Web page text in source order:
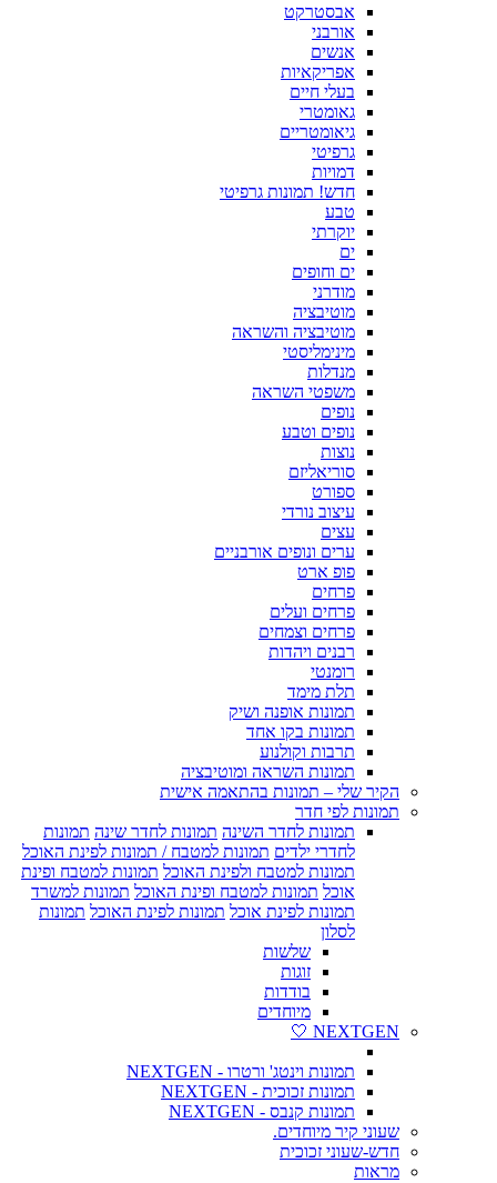
אבסטרקט
אורבני
אנשים
אפריקאיות
בעלי חיים
גאומטרי
גיאומטריים
גרפיטי
דמויות
חדש! תמונות גרפיטי
טבע
יוקרתי
ים
ים וחופים
מודרני
מוטיבציה
מוטיבציה והשראה
מינימליסטי
מנדלות
משפטי השראה
נופים
נופים וטבע
נוצות
סוריאליזם
ספורט
עיצוב נורדי
עצים
ערים ונופים אורבניים
פופ ארט
פרחים
פרחים ועלים
פרחים וצמחים
רבנים ויהדות
רומנטי
תלת מימד
תמונות אופנה ושיק
תמונות בקו אחד
תרבות וקולנוע
תמונות השראה ומוטיבציה
הקיר שלי – תמונות בהתאמה אישית
תמונות לפי חדר
תמונות לחדר השינה תמונות לחדר שינה תמונות
לחדרי ילדים תמונות למטבח / תמונות לפינת האוכל
תמונות למטבח ולפינת האוכל תמונות למטבח ופינת
אוכל תמונות למטבח ופינת האוכל תמונות למשרד
תמונות לפינת אוכל תמונות לפינת האוכל תמונות
לסלון
שלשות
זוגות
בודדות
מיוחדים
NEXTGEN 🤍
תמונות וינטג' ורטרו - NEXTGEN
תמונות זכוכית - NEXTGEN
תמונות קנבס - NEXTGEN
שעוני קיר מיוחדים.
חדש-שעוני זכוכית
מראות